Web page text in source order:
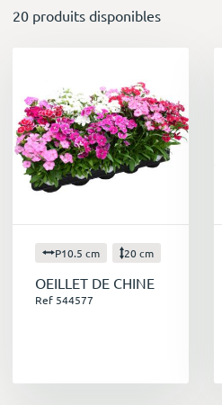
20 produits disponibles
P10.5 cm 20 cm
OEILLET DE CHINE
Ref 544577